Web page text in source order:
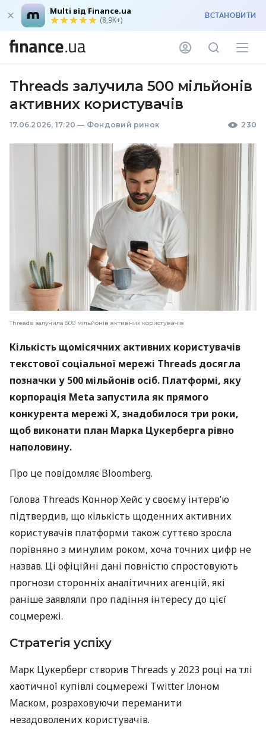
Multi від Finance.ua
(8,9K+) ВСТАНОВИТИ
Threads залучила 500 мільйонів
активних користувачів
17.06.2026, 17:20 — Фондовий ринок 230
Threads залучила 500 мільйонів активних користувачів
Кількість щомісячних активних користувачів
текстової соціальної мережі Threads досягла
позначки у 500 мільйонів осіб. Платформі, яку
корпорація Meta запустила як прямого
конкурента мережі X, знадобилося три роки,
щоб виконати план Марка Цукерберга рівно
наполовину.
Про це повідомляє Bloomberg.
Голова Threads Коннор Хейс у своєму інтерв’ю
підтвердив, що кількість щоденних активних
користувачів платформи також суттєво зросла
порівняно з минулим роком, хоча точних цифр не
назвав. Ці офіційні дані повністю спростовують
прогнози сторонніх аналітичних агенцій, які
раніше заявляли про падіння інтересу до цієї
соцмережі.
Стратегія успіху
Марк Цукерберг створив Threads у 2023 році на тлі
хаотичної купівлі соцмережі Twitter Ілоном
Маском, розраховуючи переманити
незадоволених користувачів.